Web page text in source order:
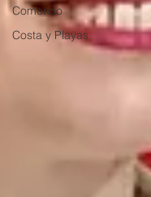
Comercio
Costa y Playas